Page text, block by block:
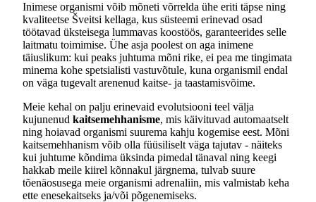
Inimese organismi võib mõneti võrrelda ühe eriti täpse ning
kvaliteetse Šveitsi kellaga, kus süsteemi erinevad osad
töötavad üksteisega lummavas koostöös, garanteerides selle
laitmatu toimimise. Ühe asja poolest on aga inimene
täiuslikum: kui peaks juhtuma mõni rike, ei pea me tingimata
minema kohe spetsialisti vastuvõtule, kuna organismil endal
on väga tugevalt arenenud kaitse- ja taastamisvõime.
Meie kehal on palju erinevaid evolutsiooni teel välja
kujunenud kaitsemehhanisme, mis käivituvad automaatselt
ning hoiavad organismi suurema kahju kogemise eest. Mõni
kaitsemehhanism võib olla füüsiliselt väga tajutav - näiteks
kui juhtume kõndima üksinda pimedal tänaval ning keegi
hakkab meile kiirel kõnnakul järgnema, tulvab suure
tõenäosusega meie organismi adrenaliin, mis valmistab keha
ette enesekaitseks ja/või põgenemiseks.